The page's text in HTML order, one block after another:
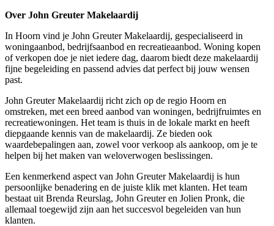
Over John Greuter Makelaardij
In Hoorn vind je John Greuter Makelaardij, gespecialiseerd in
woningaanbod, bedrijfsaanbod en recreatieaanbod. Woning kopen
of verkopen doe je niet iedere dag, daarom biedt deze makelaardij
fijne begeleiding en passend advies dat perfect bij jouw wensen
past.
John Greuter Makelaardij richt zich op de regio Hoorn en
omstreken, met een breed aanbod van woningen, bedrijfruimtes en
recreatiewoningen. Het team is thuis in de lokale markt en heeft
diepgaande kennis van de makelaardij. Ze bieden ook
waardebepalingen aan, zowel voor verkoop als aankoop, om je te
helpen bij het maken van weloverwogen beslissingen.
Een kenmerkend aspect van John Greuter Makelaardij is hun
persoonlijke benadering en de juiste klik met klanten. Het team
bestaat uit Brenda Reurslag, John Greuter en Jolien Pronk, die
allemaal toegewijd zijn aan het succesvol begeleiden van hun
klanten.